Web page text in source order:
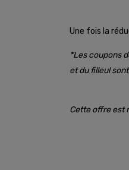
Une fois la
*Les coupons
et du filleul
Cette offre est